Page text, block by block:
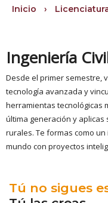
Inicio ›
Ingeniería
Desde el primer semestre,
tecnología avanzada y
herramientas tecnológicas
última generación y
rurales. Te formas como
mundo con proyectos
Tú no sigues